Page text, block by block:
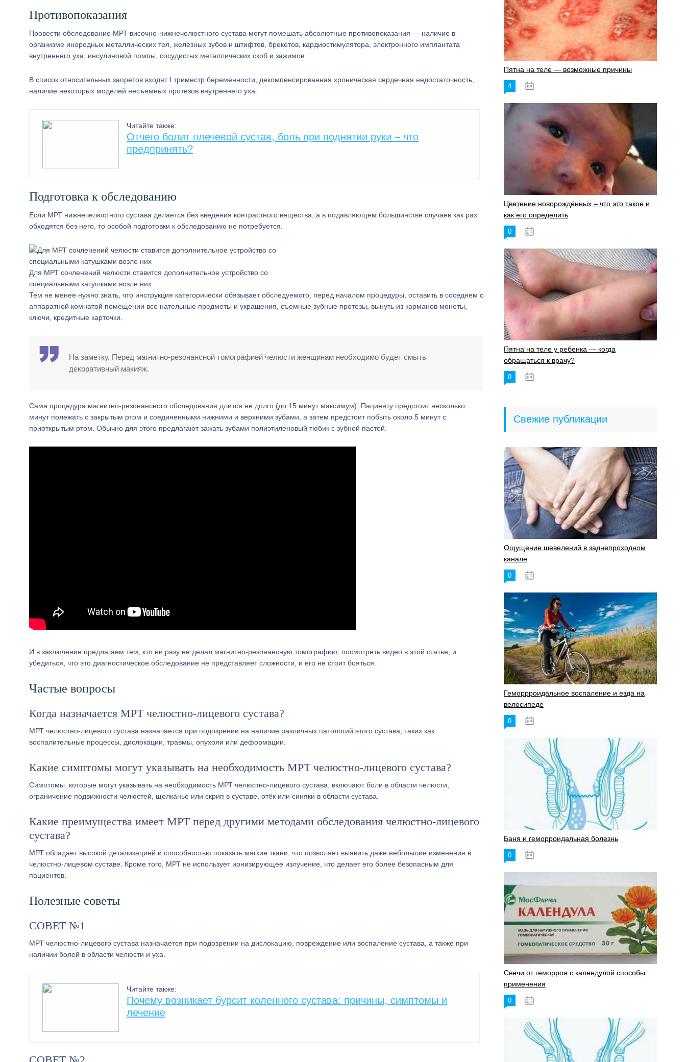
Противопоказания
Провести обследование МРТ височно-нижнечелюстного сустава могут помешать абсолютные противопоказания — наличие в
организме инородных металлических тел, железных зубов и штифтов, брекетов, кардиостимулятора, электронного имплантата
внутреннего уха, инсулиновой помпы, сосудистых металлических скоб и зажимов.
В список относительных запретов входят I триместр беременности, декомпенсированная хроническая сердечная недостаточность,
наличие некоторых моделей несъемных протезов внутреннего уха.
Читайте также:
Отчего болит плечевой сустав, боль при поднятии руки – что
предпринять?
Подготовка к обследованию
Если МРТ нижнечелюстного сустава делается без введения контрастного вещества, а в подавляющем большинстве случаев как раз
обходятся без него, то особой подготовки к обследованию не потребуется.
Для МРТ сочленений челюсти ставится дополнительное устройство со
специальными катушками возле них
Тем не менее нужно знать, что инструкция категорически обязывает обследуемого, перед началом процедуры, оставить в соседнем с
аппаратной комнатой помещении все нательные предметы и украшения, съемные зубные протезы, вынуть из карманов монеты,
ключи, кредитные карточки.
На заметку. Перед магнитно-резонансной томографией челюсти женщинам необходимо будет смыть
декоративный макияж.
Сама процедура магнитно-резонансного обследования длится не долго (до 15 минут максимум). Пациенту предстоит несколько
минут полежать с закрытым ртом и соединенными нижними и верхними зубами, а затем предстоит побыть около 5 минут с
приоткрытым ртом. Обычно для этого предлагают зажать зубами полиэтиленовый тюбик с зубной пастой.
И в заключение предлагаем тем, кто ни разу не делал магнитно-резонансную томографию, посмотреть видео в этой статье, и
убедиться, что это диагностическое обследование не представляет сложности, и его не стоит бояться.
Частые вопросы
Когда назначается МРТ челюстно-лицевого сустава?
МРТ челюстно-лицевого сустава назначается при подозрении на наличие различных патологий этого сустава, таких как
воспалительные процессы, дислокации, травмы, опухоли или деформации.
Какие симптомы могут указывать на необходимость МРТ челюстно-лицевого сустава?
Симптомы, которые могут указывать на необходимость МРТ челюстно-лицевого сустава, включают боли в области челюсти,
ограничение подвижности челюстей, щелканье или скрип в суставе, отёк или синяки в области сустава.
Какие преимущества имеет МРТ перед другими методами обследования челюстно-лицевого
сустава?
МРТ обладает высокой детализацией и способностью показать мягкие ткани, что позволяет выявить даже небольшие изменения в
челюстно-лицевом суставе. Кроме того, МРТ не использует ионизирующее излучение, что делает его более безопасным для
пациентов.
Полезные советы
СОВЕТ №1
МРТ челюстно-лицевого сустава назначается при подозрении на дислокацию, повреждение или воспаление сустава, а также при
наличии болей в области челюсти и уха.
Читайте также:
Почему возникает бурсит коленного сустава: причины, симптомы и
лечение
Пятна на теле — возможные причины
4
Цветение новорождённых – что это такое и
как его определить
0
Пятна на теле у ребенка — когда
обращаться к врачу?
0
Свежие публикации
Ощущение шевелений в заднепроходном
канале
0
Геморрроидальное воспаление и езда на
велосипеде
0
Баня и геморроидальная болезнь
0
Свечи от геморроя с календулой способы
применения
0